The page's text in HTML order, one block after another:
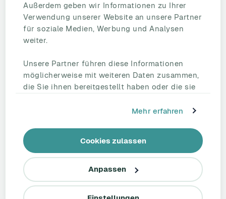
Außerdem geben wir Informationen zu Ihrer
Verwendung unserer Website an unsere Partner
für soziale Medien, Werbung und Analysen
weiter.
Unsere Partner führen diese Informationen
möglicherweise mit weiteren Daten zusammen,
die Sie ihnen bereitgestellt haben oder die sie
Mehr erfahren
Cookies zulassen
Anpassen
Status Page
Unternehmen
Über uns
Reden Sie mit uns
Kontakt
linkedin
Copyright © 2026 -Honestly MT GmbH